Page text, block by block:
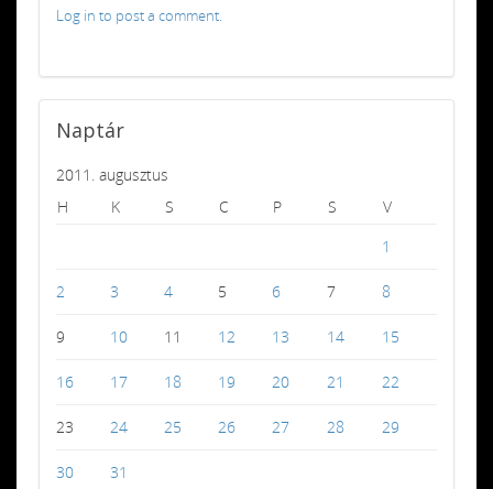
Log in to post a comment.
Naptár
2011. augusztus
H
K S C P S
V
1
2 3 4 5 6 7 8
9 10 11 12 13 14 15
16 17 18 19 20 21 22
23 24 25 26 27 28 29
30 31